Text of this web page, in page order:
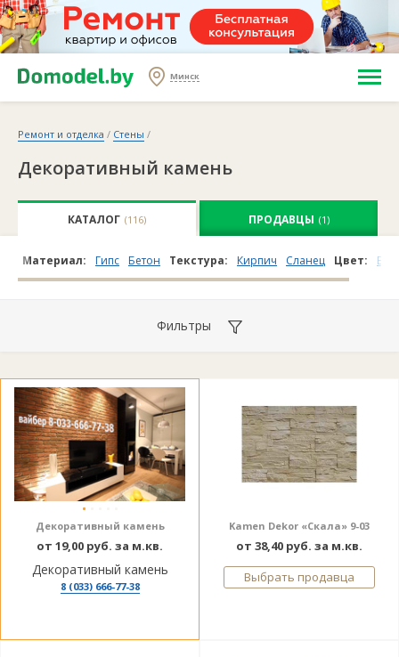
Минск
Ремонт и отделка / Стены /
Декоративный камень
КАТАЛОГ (116) ПРОДАВЦЫ (1)
Материал: Гипс Бетон Текстура: Кирпич Сланец Цвет:
Фильтры
Декоративный камень
от 19,00 руб. за м.кв.
Декоративный камень
8 (033) 666-77-38
Kamen Dekor «Скала» 9-03
от 38,40 руб. за м.кв.
Выбрать продавца